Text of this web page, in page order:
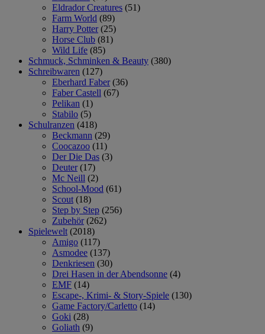
Eldrador Creatures (51)
Farm World (89)
Harry Potter (25)
Horse Club (81)
Wild Life (85)
Schmuck, Schminken & Beauty (380)
Schreibwaren (127)
Eberhard Faber (36)
Faber Castell (67)
Pelikan (1)
Stabilo (5)
Schulranzen (418)
Beckmann (29)
Coocazoo (11)
Der Die Das (3)
Deuter (17)
Mc Neill (2)
School-Mood (61)
Scout (18)
Step by Step (256)
Zubehör (262)
Spielewelt (2018)
Amigo (117)
Asmodee (137)
Denkriesen (30)
Drei Hasen in der Abendsonne (4)
EMF (14)
Escape-, Krimi- & Story-Spiele (130)
Game Factory/Carletto (14)
Goki (28)
Goliath (9)